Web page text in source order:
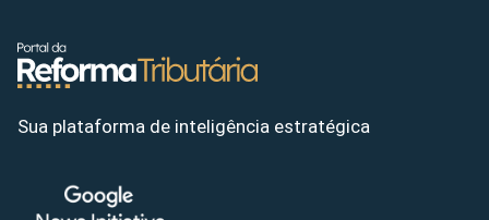
Sua plataforma de inteligência estratégica